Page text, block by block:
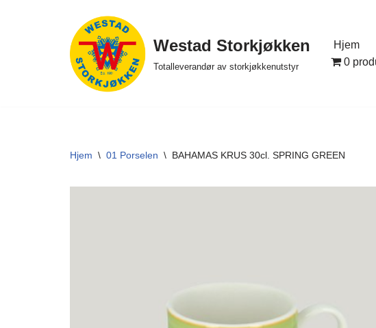
Westad Storkjøkken
Totalleverandør av storkjøkkenutstyr
Hjem
0
Hjem \ 01 Porselen \ BAHAMAS KRUS 30cl. SPRING GREEN